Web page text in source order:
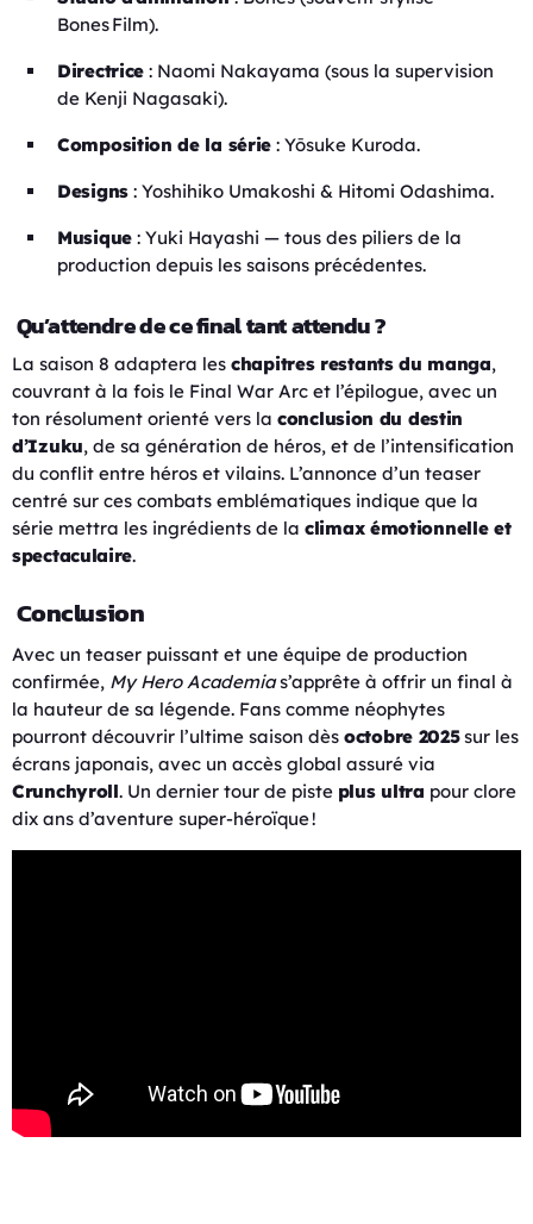
Bones Film).
Directrice : Naomi Nakayama (sous la supervision
de Kenji Nagasaki).
Composition de la série : Yōsuke Kuroda.
Designs: Yoshihiko Umakoshi & Hitomi Odashima.
Musique: Yuki Hayashi — tous des piliers de la
production depuis les saisons précédentes.
Qu’attendre de ce final tant attendu ?
La saison 8 adaptera les chapitres restants du manga,
couvrant à la fois le Final War Arc et l’épilogue, avec un
ton résolument orienté vers la conclusion du destin
d’Izuku, de sa génération de héros, et de l’intensification
du conflit entre héros et vilains. L’annonce d’un teaser
centré sur ces combats emblématiques indique que la
série mettra les ingrédients de la climax émotionnelle et
spectaculaire.
Conclusion
Avec un teaser puissant et une équipe de production
confirmée, My Hero Academias’apprête à offrir un final à
la hauteur de sa légende. Fans comme néophytes
pourront découvrir l’ultime saison dès octobre 2025sur les
écrans japonais, avec un accès global assuré via
Crunchyroll. Un dernier tour de piste plus ultra pour clore
dix ans d’aventure super-héroïque !